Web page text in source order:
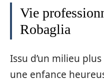
Vie
Robaglia
Issu d’un milieu
une enfance